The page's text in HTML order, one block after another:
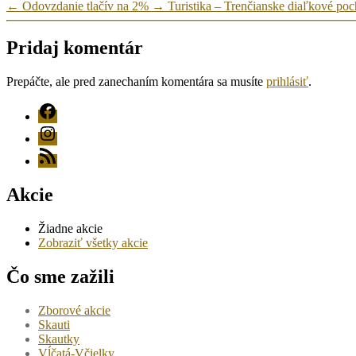
← Odovzdanie tlačív na 2% → Turistika – Trenčianske diaľkové
Pridaj komentár
Prepáčte, ale pred zanechaním komentára sa musíte prihlásiť.
FB
Instagram
RSS
Akcie
Žiadne akcie
Zobraziť všetky akcie
Čo sme zažili
Zborové akcie
Skauti
Skautky
Vĺčatá-Včielky